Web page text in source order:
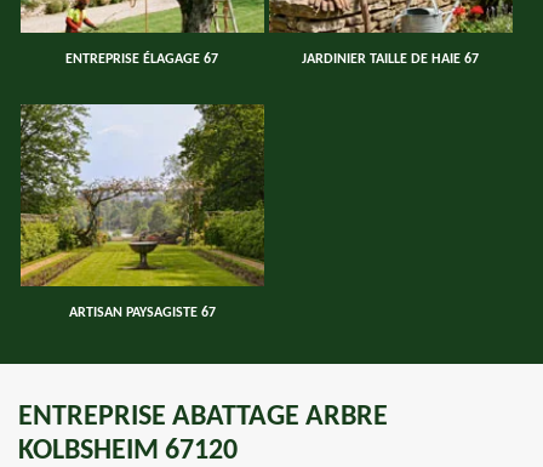
ENTREPRISE ÉLAGAGE 67 JARDINIER TAILLE DE HAIE 67
ARTISAN PAYSAGISTE 67
ENTREPRISE ABATTAGE ARBRE
KOLBSHEIM 67120